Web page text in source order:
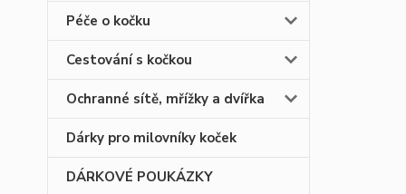
Péče o kočku
Cestování s kočkou
Ochranné sítě, mřížky a dvířka
Dárky pro milovníky koček
DÁRKOVÉ POUKÁZKY